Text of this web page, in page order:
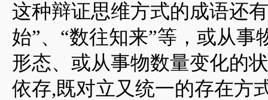
这种辩证思维方式的成语还
始”、“数往知来”等，或从
形态、或从事物数量变化的
依存,既对立又统一的存在方